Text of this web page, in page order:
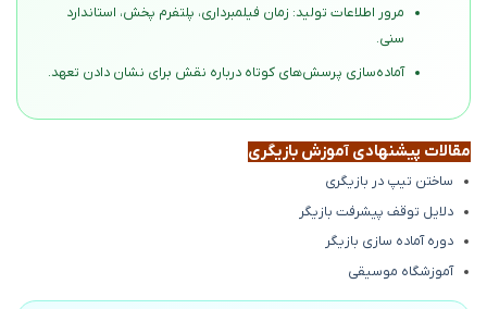
مرور اطلاعات تولید: زمان فیلمبرداری، پلتفرم پخش، استاندارد
سنی.
آماده‌سازی پرسش‌های کوتاه درباره نقش برای نشان دادن تعهد.
مقالات پیشنهادی آموزش بازیگری
ساختن تیپ در بازیگری
دلایل توقف پیشرفت بازیگر
دوره آماده سازی بازیگر
آموزشگاه موسیقی